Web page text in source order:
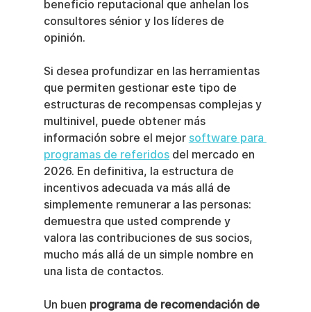
beneficio reputacional que anhelan los
consultores sénior y los líderes de
opinión.
Si desea profundizar en las herramientas
que permiten gestionar este tipo de
estructuras de recompensas complejas y
multinivel, puede obtener más
información sobre el mejor software para
programas de referidos del mercado en
2026. En definitiva, la estructura de
incentivos adecuada va más allá de
simplemente remunerar a las personas:
demuestra que usted comprende y
valora las contribuciones de sus socios,
mucho más allá de un simple nombre en
una lista de contactos.
Un buen programa de recomendación de